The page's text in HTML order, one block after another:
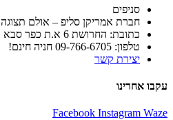
סניפים
חברת אמריקן סליפ – אולם תצוגה
כתובת: החרושת 6 א.ת כפר סבא
טלפון: 09-766-6705 חניה חינם!
יצירת קשר
עקבו אחרינו
Facebook Instagram Waze